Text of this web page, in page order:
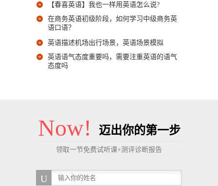
【春喜英语】我也一样用英语怎么说?
在商务英语初级阶段，如何学习中级商务英
语口语？
英语描述机场出行场景，英语场景模拟
英语语气态度重要吗，需要注重英语的语气
态度吗
Now! 迈出你的第一步
领取一节免费试听课+测评诊断报告